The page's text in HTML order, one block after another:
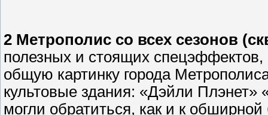
2 Метрополис со всех сезонов
полезных и стоящих спецэффектов,
общую картинку города
культовые здания: «Дэйли
могли обратиться, как и к